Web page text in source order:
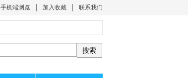
手机端浏览 加入收藏 联系我们